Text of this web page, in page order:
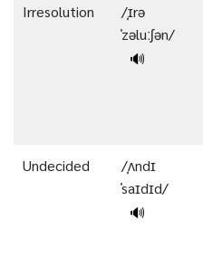
Irresolution
/ˌɪrə
ˈzəluːʃən/
🔊
Undecided
/ˌʌndɪ
ˈsaɪdɪd/
🔊